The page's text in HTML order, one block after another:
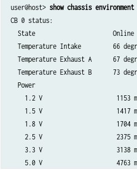
11.3 V bias POE 1
  Bus Revision               42
  FPGA Revision              1
CB 1 status:
State
Temperature
  Power 1
1.2 V
1.5 V
1.8 V
2.5 V
3.3 V
5.0 V
user@host> show chassis
CB 0 status:
  State                      Online
Temperature Intake         66
Temperature Exhaust A      67
Temperature Exhaust B      73
  Power
1.2 V                     1153
1.5 V                     1417
1.8 V                     1704
2.5 V                     2375
3.3 V                     3138
5.0 V                     4763